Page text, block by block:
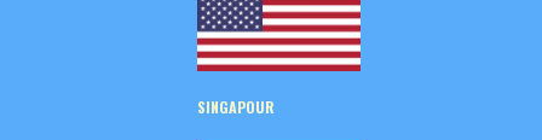
SINGAPOUR